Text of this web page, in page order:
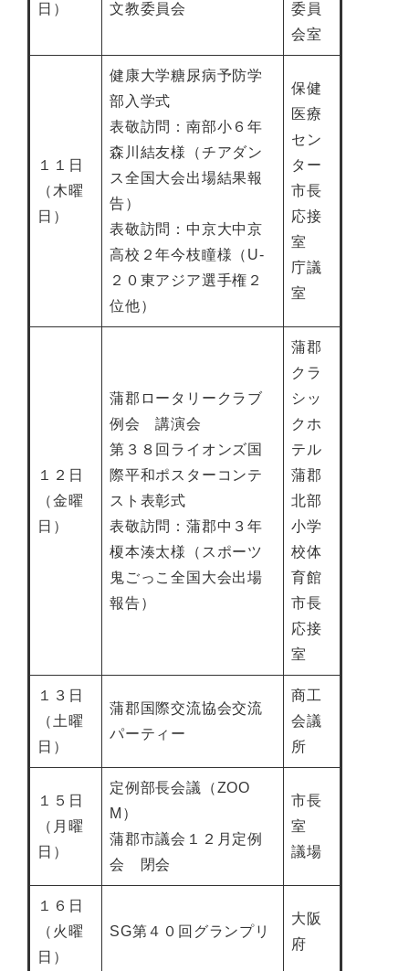
日）
文教委員会
委員
会室
１１日
（木曜
日）
健康大学糖尿病予防学
部入学式
表敬訪問：南部小６年
森川結友様（チアダン
ス全国大会出場結果報
告）
表敬訪問：中京大中京
高校２年今枝瞳様（U-
２０東アジア選手権２
位他）
保健
医療
セン
ター
市長
応接
室
庁議
室
１２日
（金曜
日）
蒲郡ロータリークラブ
例会 講演会
第３８回ライオンズ国
際平和ポスターコンテ
スト表彰式
表敬訪問：蒲郡中３年
榎本湊太様（スポーツ
鬼ごっこ全国大会出場
報告）
蒲郡
クラ
シッ
クホ
テル
蒲郡
北部
小学
校体
育館
市長
応接
室
１３日
（土曜
日）
蒲郡国際交流協会交流
パーティー
商工
会議
所
１５日
（月曜
日）
定例部長会議（ZOO
M）
蒲郡市議会１２月定例
会 閉会
市長
室
議場
１６日
（火曜
日）
SG第４０回グランプリ
大阪
府